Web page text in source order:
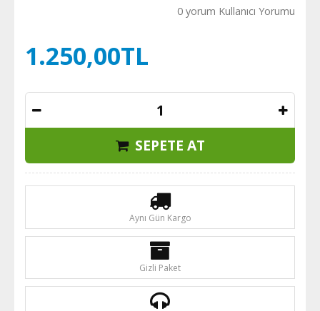
0 yorum Kullanıcı Yorumu
1.250,00TL
SEPETE AT
Aynı Gün Kargo
Gizli Paket